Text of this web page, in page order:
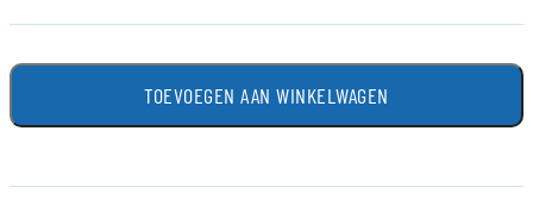
TOEVOEGEN AAN WINKELWAGEN